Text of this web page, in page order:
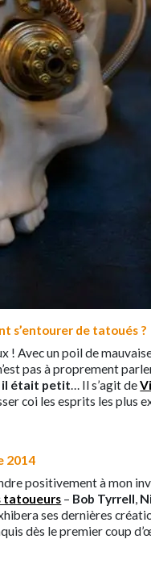
s’entourer de tatoués ?
! Avec un poil de
pas à proprement
il était petit… Il s’agit de
coi les esprits les plus
2014
positivement à mon
tatoueurs – Bob Tyrrell,
ses dernières
dès le premier coup